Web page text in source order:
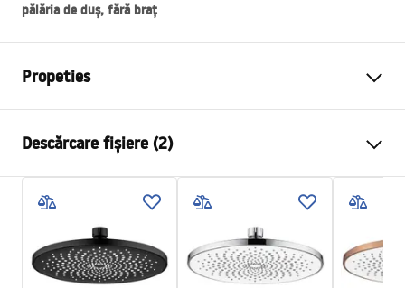
pălăria de duș, fără braț.
Propeties
Material
Metodă de montaj
Cu șuruburi
Latime
250
Inalime
2mm
Adâncime
250mm
Descărcare fișiere (2)
Pielęgnacja.pdf
Condiții de garanție